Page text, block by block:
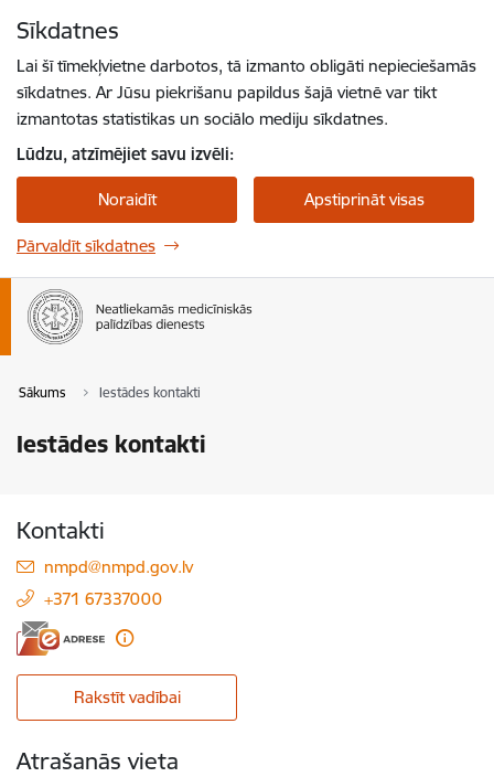
Sīkdatnes
Lai šī tīmekļvietne darbotos, tā izmanto obligāti nepieciešamās
sīkdatnes. Ar Jūsu piekrišanu papildus šajā vietnē var tikt
izmantotas statistikas un sociālo mediju sīkdatnes.
Lūdzu, atzīmējiet savu izvēli:
Noraidīt Apstiprināt visas
Pārvaldīt sīkdatnes
Sākums Iestādes kontakti
Iestādes kontakti
Kontakti
E-pasts:
nmpd@nmpd.gov.lv
+371 67337000
Rakstīt vadībai
Atrašanās vieta